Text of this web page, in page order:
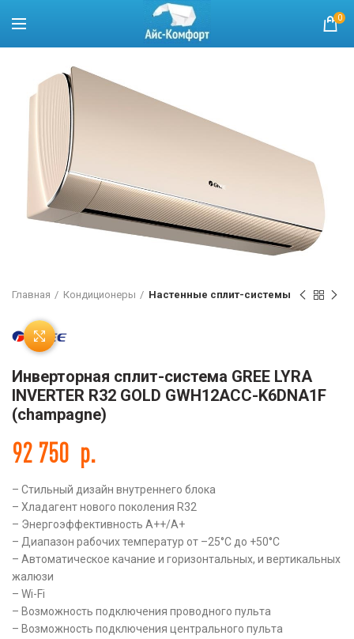
0
Нажмите, чтобы увеличить
Главная Кондиционеры Настенные сплит-системы
Инверторная сплит-система GREE LYRA
INVERTER R32 GOLD GWH12ACC-K6DNA1F
(champagne)
92 750 р.
– Стильный дизайн внутреннего блока
– Хладагент нового поколения R32
– Энергоэффективность А++/А+
– Диапазон рабочих температур от –25°С до +50°С
– Автоматическое качание и горизонтальных, и вертикальных
жалюзи
– Wi-Fi
– Возможность подключения проводного пульта
– Возможность подключения центрального пульта